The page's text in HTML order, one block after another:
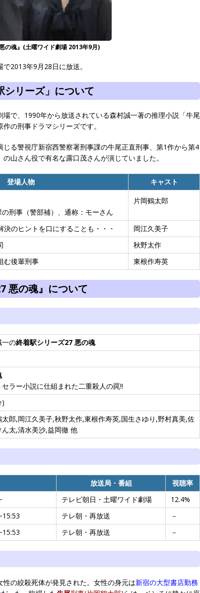
の魂』(土曜ワイド劇場 2013年9月)
2013年9月28日に放送。
シリーズ」について
場で、1990年から放送されている森村誠一著の推理小説「牛尾
の刑事ドラマシリーズです。
じる警視庁新宿西警察署刑事課の牛尾正直刑事、第1作から第4
山さん役で有名な露口茂さんが演じていました。
登場人物 キャスト
刑事（警部補）、通称：モーさん
片岡鶴太郎
決のヒントを口にすることも・・・
岡江久美子
秋野太作
む後輩刑事 東根作寿英
悪の魂』について
一の終着駅シリーズ27 悪の魂
ラー小説に仕組まれた二重殺人の罠!!
)
太郎,岡江久美子,秋野太作,東根作寿英,国生さゆり,野村真美,佐
ん太,清水美沙,益岡徹 他
放送局・番組
視聴率
テレビ朝日・土曜ワイド劇場
12.4%
テレ朝・再放送
－
テレ朝・再放送 －
の絞殺死体が発見された。女性の身元は新宿の大型書店勤務